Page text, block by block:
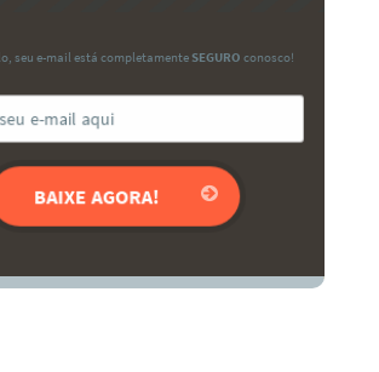
seu e-mail está completamente SEGURO conosco!